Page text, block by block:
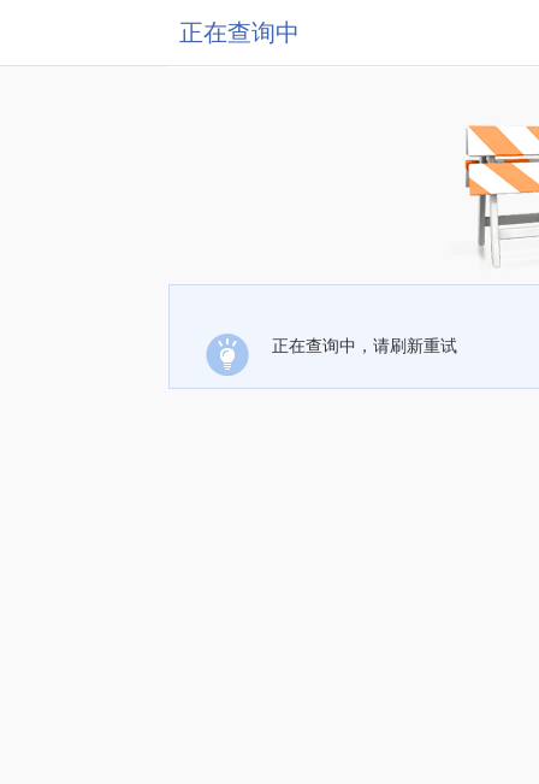
正在查询中
正在查询中，请刷新重试